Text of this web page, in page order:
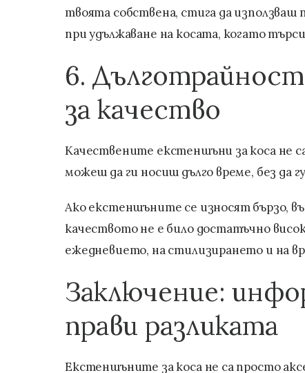
твоята собствена, стига да използваш
при удължаване на косата, когато
6.
за качество
Качествените екстеншъни за коса не
можеш да ги носиш дълго време, без да
Ако екстеншъните се износят бързо,
качеството не е било достатъчно
ежедневието, на стилизирането и на
Заключение:
прави разликата
Екстеншъните за коса не са просто